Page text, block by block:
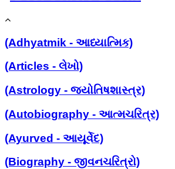
(Adhyatmik - આધ્યાત્મિક)
(Articles - લેખો)
(Astrology - જ્યોતિષશાસ્ત્ર)
(Autobiography - આત્મચરિત્ર)
(Ayurved - આયૂર્વેદ)
(Biography - જીવનચરિત્રો)